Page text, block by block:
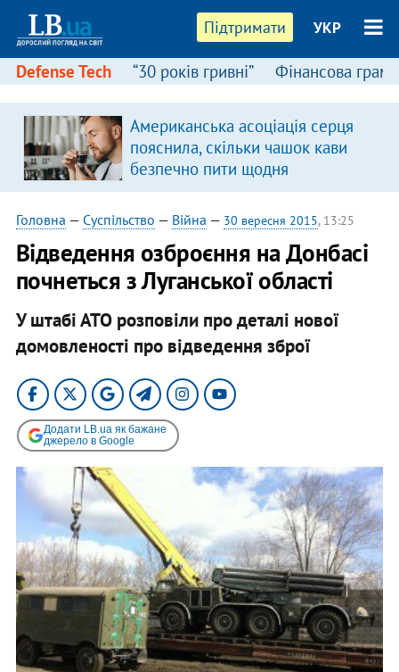
Підтримати УКР
Defense Tech “30 років гривні” Фінансова
Американська асоціація серця
пояснила, скільки чашок кави
безпечно пити щодня
Головна — Суспільство — Війна — 30 вересня 2015, 13:25
Відведення озброєння на Донбасі
почнеться з Луганської області
У штабі АТО розповіли про деталі нової
домовленості про відведення зброї
Додати LB.ua як бажане
джерело в Google